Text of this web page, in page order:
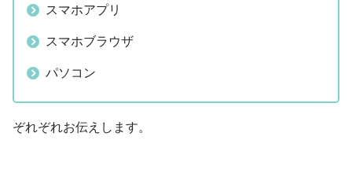
スマホアプリ
スマホブラウザ
パソコン
ぞれぞれお伝えします。